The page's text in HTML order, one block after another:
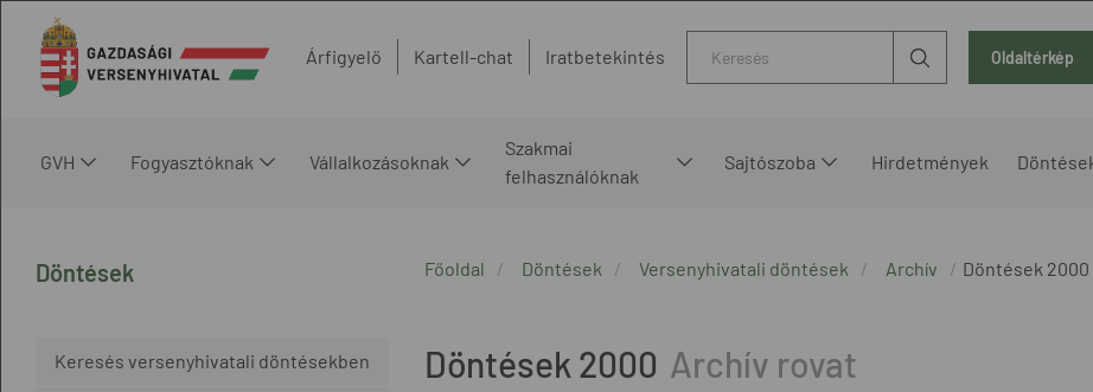
Árfigyelő Kartell-chat Iratbetekintés Oldaltérkép
GVH Fogyasztóknak Vállalkozásoknak
Szakmai
felhasználóknak
Sajtószoba Hirdetmények
Döntések
Keresés versenyhivatali döntésekben
Főoldal Döntések Versenyhivatali döntések Archív Döntések 2000
Döntések 2000